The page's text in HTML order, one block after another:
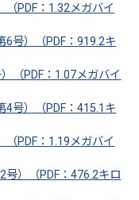
PDF：1.32メガバイ
号）（PDF：919.2キ
（PDF：1.07メガバイ
号）（PDF：415.1キ
PDF：1.19メガバイ
）（PDF：476.2キロ